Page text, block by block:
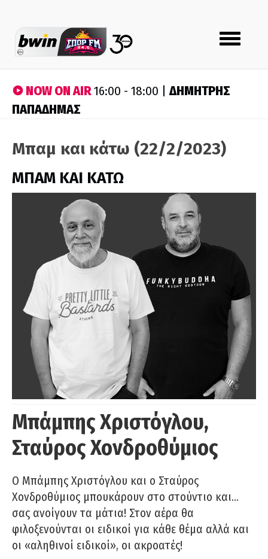
Toggle
navigation
NOW ON AIR16:00 - 18:00 |ΔΗΜΗΤΡΗΣ
ΠΑΠΑΔΗΜΑΣ
Μπαμ και κάτω (22/2/2023)
ΜΠΑΜ ΚΑΙ ΚΑΤΩ
Μπάμπης Χριστόγλου,
Σταύρος Χονδροθύμιος
O Μπάμπης Χριστόγλου και ο Σταύρος
Χονδροθύμιος μπουκάρουν στο στούντιο και…
σας ανοίγουν τα μάτια! Στον αέρα θα
φιλοξενούνται οι ειδικοί για κάθε θέμα αλλά και
οι «αληθινοί ειδικοί», οι ακροατές!